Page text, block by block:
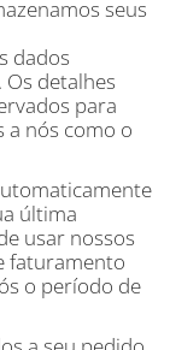
seus
dados
detalhes
para
a nós como o
última
usar nossos
faturamento
o período de